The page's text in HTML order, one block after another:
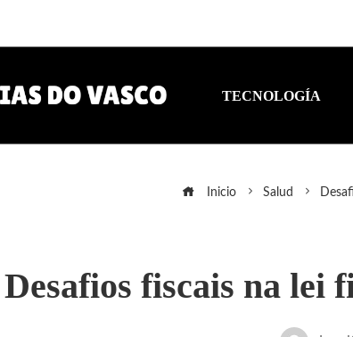
TECNOLOGÍA
Inicio Salud
Desafios fiscais na lei